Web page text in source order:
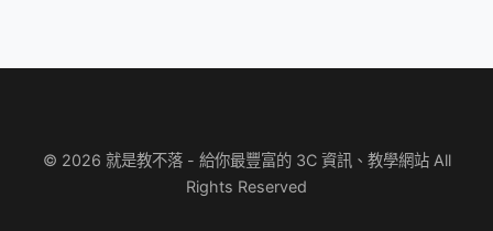
© 2026 就是教不落 - 給你最豐富的 3C 資訊、教學網站 All
Rights Reserved